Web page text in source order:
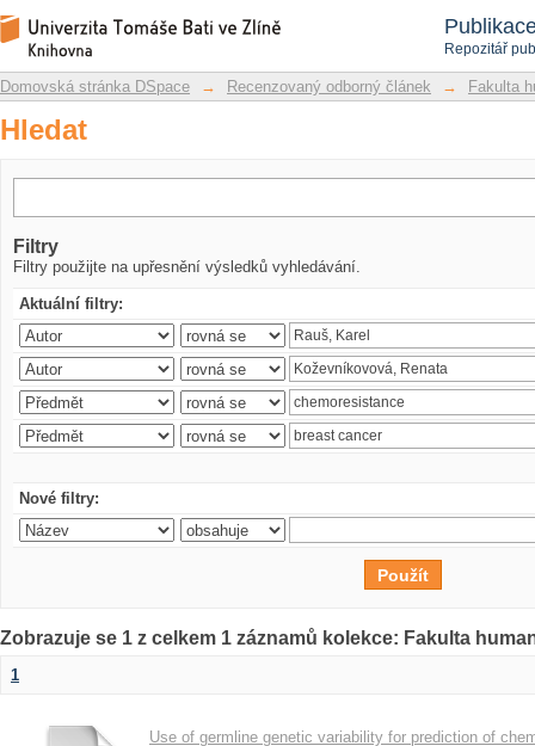
Repozitář
Hledat
Repozitář DSpace/Manakin
Domovská stránka DSpace → Recenzovaný odborný článek → Fakulta
Hledat
Filtry
Filtry použijte na upřesnění výsledků vyhledávání.
Aktuální filtry:
Nové filtry:
Zobrazuje se 1 z celkem 1 záznamů kolekce: Fakulta
1
Use of germline genetic variability for prediction of